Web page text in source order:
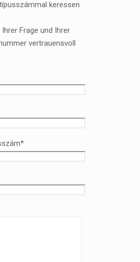
keressen
Frage und Ihrer
vertrauensvoll